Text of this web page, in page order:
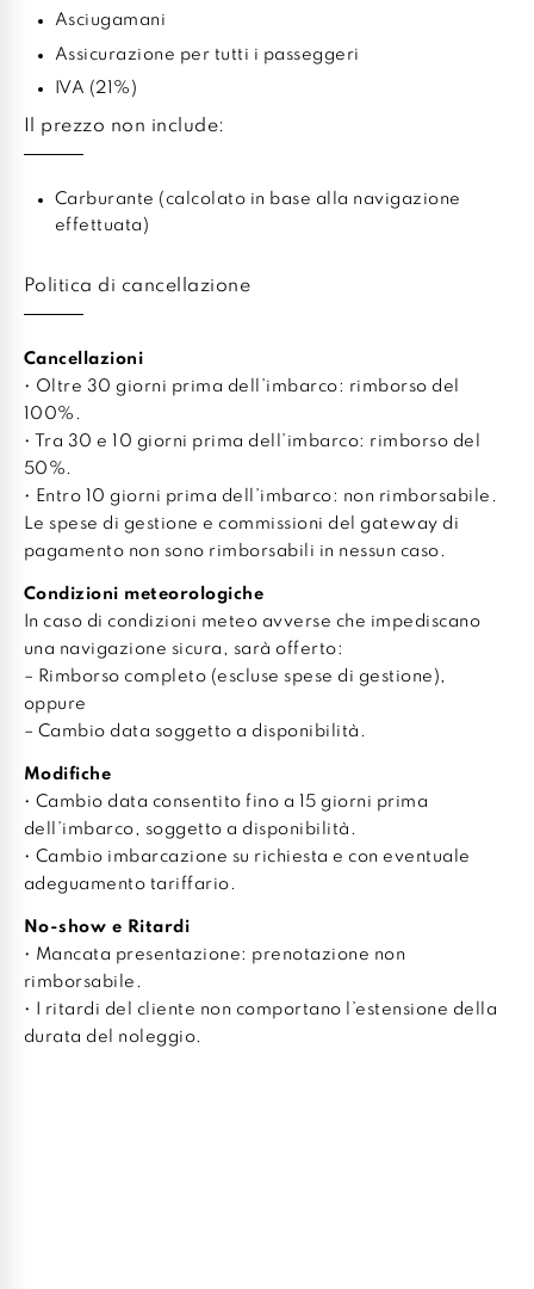
Asciugamani
Assicurazione per tutti i passeggeri
IVA (21%)
Il prezzo non include:
Carburante (calcolato in base alla navigazione
effettuata)
Politica di cancellazione
Cancellazioni
• Oltre 30 giorni prima dell’imbarco: rimborso del
100%.
• Tra 30 e 10 giorni prima dell’imbarco: rimborso del
50%.
• Entro 10 giorni prima dell’imbarco: non rimborsabile.
Le spese di gestione e commissioni del gateway di
pagamento non sono rimborsabili in nessun caso.
Condizioni meteorologiche
In caso di condizioni meteo avverse che impediscano
una navigazione sicura, sarà offerto:
– Rimborso completo (escluse spese di gestione),
oppure
– Cambio data soggetto a disponibilità.
Modifiche
• Cambio data consentito fino a 15 giorni prima
dell’imbarco, soggetto a disponibilità.
• Cambio imbarcazione su richiesta e con eventuale
adeguamento tariffario.
No-show e Ritardi
• Mancata presentazione: prenotazione non
rimborsabile.
• I ritardi del cliente non comportano l’estensione della
durata del noleggio.